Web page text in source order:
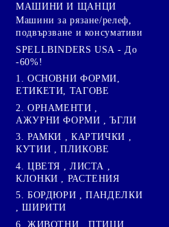
МАШИНИ И ЩАНЦИ
Машини за рязане/релеф,
подвързване и консумативи
SPELLBINDERS USA - До
-60%!
1. ОСНОВНИ ФОРМИ,
ЕТИКЕТИ, ТАГОВЕ
2. ОРНАМЕНТИ ,
АЖУРНИ ФОРМИ , ЪГЛИ
3. РАМКИ , КАРТИЧКИ ,
КУТИИ , ПЛИКОВЕ
4. ЦВЕТЯ , ЛИСТА ,
КЛОНКИ , РАСТЕНИЯ
5. БОРДЮРИ , ПАНДЕЛКИ
, ШИРИТИ
6. ЖИВОТНИ , ПТИЦИ ,